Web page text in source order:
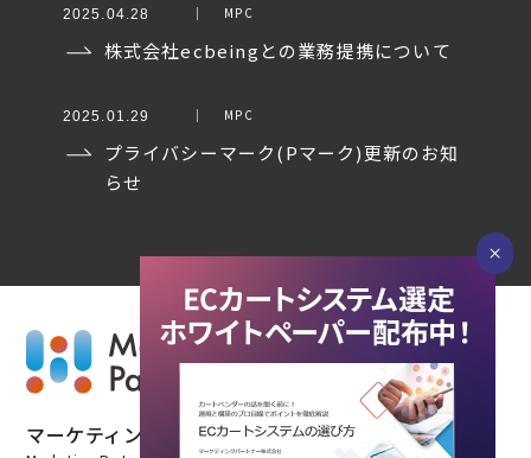
2025.04.28 MPC
株式会社ecbeingとの業務提携について
2025.01.29 MPC
プライバシーマーク(Pマーク)更新のお知
らせ
マーケティングパートナー株式会社
×